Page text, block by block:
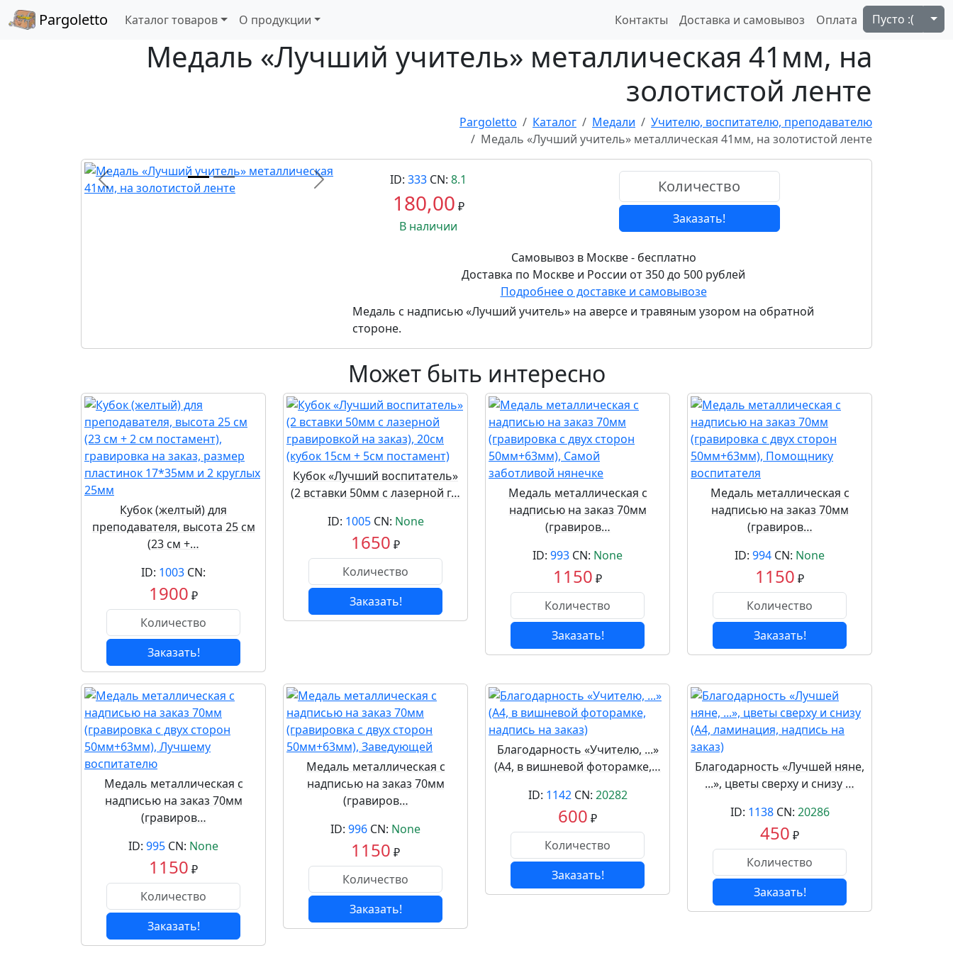
Pargoletto Каталог товаров О продукции Контакты Доставка и самовывоз Оплата Пусто :(
Медаль «Лучший учитель» металлическая 41мм, на
золотистой ленте
Pargoletto Каталог Медали
Учителю, воспитателю, преподавателю
Медаль «Лучший учитель» металлическая 41мм, на золотистой ленте
Назад Вперед ID:333 CN:8.1
180,00 ₽
В наличии
Заказать!
Самовывоз в Москве - бесплатно
Доставка по Москве и России от 350 до 500 рублей
Подробнее о доставке и самовывозе
Медаль с надписью «Лучший учитель» на аверсе и травяным узором на обратной
стороне.
Может быть интересно
Кубок (желтый) для
преподавателя, высота 25 см
(23 см +…
ID: 1003 CN:
1900 ₽
Заказать!
Кубок «Лучший воспитатель»
(2 вставки 50мм с лазерной г…
ID: 1005CN: None
1650 ₽
Заказать!
Медаль металлическая с
надписью на заказ 70мм
(гравиров…
ID: 993 CN: None
1150 ₽
Заказать!
Медаль металлическая с
надписью на заказ 70мм
(гравиров…
ID: 994 CN: None
1150 ₽
Заказать!
Медаль металлическая с
надписью на заказ 70мм
(гравиров…
ID: 995 CN: None
1150 ₽
Заказать!
Медаль металлическая с
надписью на заказ 70мм
(гравиров…
ID: 996 CN: None
1150 ₽
Заказать!
Благодарность «Учителю, ...»
(А4, в вишневой фоторамке,…
ID: 1142CN: 20282
600 ₽
Заказать!
Благодарность «Лучшей няне,
...», цветы сверху и снизу …
ID: 1138CN: 20286
450 ₽
Заказать!